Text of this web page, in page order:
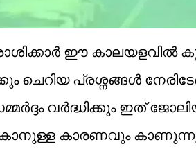
രാശിക്കാർ ഈ
ചെറിയ പ്രശ്നങ്ങൾ
വർദ്ധിക്കും ഇത്
കാരണവും